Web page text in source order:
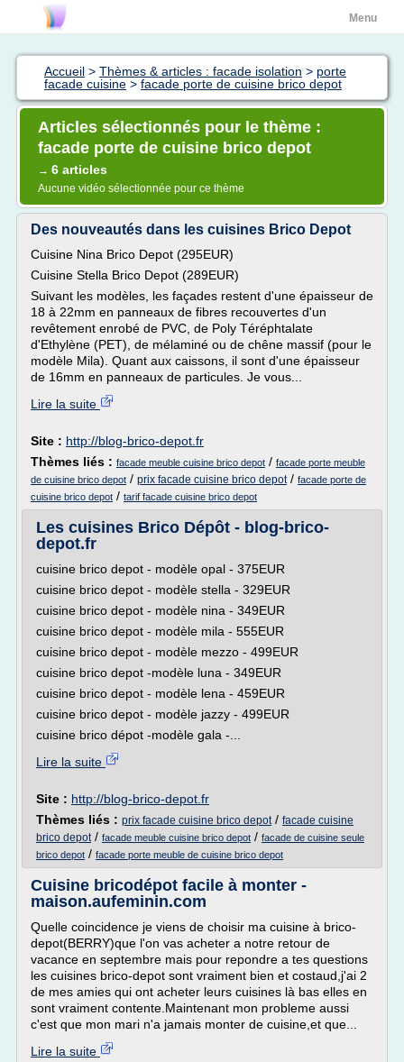
Menu
Accueil > Thèmes & articles : facade isolation > porte
facade cuisine > facade porte de cuisine brico depot
Articles sélectionnés pour le thème :
facade porte de cuisine brico depot
→ 6 articles
Aucune vidéo sélectionnée pour ce thème
Des nouveautés dans les cuisines Brico Depot
Cuisine Nina Brico Depot (295EUR)
Cuisine Stella Brico Depot (289EUR)
Suivant les modèles, les façades restent d'une épaisseur de
18 à 22mm en panneaux de fibres recouvertes d'un
revêtement enrobé de PVC, de Poly Téréphtalate
d'Ethylène (PET), de mélaminé ou de chêne massif (pour le
modèle Mila). Quant aux caissons, il sont d'une épaisseur
de 16mm en panneaux de particules. Je vous...
Lire la suite
Site : http://blog-brico-depot.fr
Thèmes liés : facade meuble cuisine brico depot / facade porte meuble
de cuisine brico depot / prix facade cuisine brico depot/ facade porte de
cuisine brico depot / tarif facade cuisine brico depot
Les cuisines Brico Dépôt - blog-brico-
depot.fr
cuisine brico depot - modèle opal - 375EUR
cuisine brico depot - modèle stella - 329EUR
cuisine brico depot - modèle nina - 349EUR
cuisine brico depot - modèle mila - 555EUR
cuisine brico depot - modèle mezzo - 499EUR
cuisine brico depot -modèle luna - 349EUR
cuisine brico depot - modèle lena - 459EUR
cuisine brico depot - modèle jazzy - 499EUR
cuisine brico dépot -modèle gala -...
Lire la suite
Site : http://blog-brico-depot.fr
Thèmes liés : prix facade cuisine brico depot/ facade cuisine
brico depot/ facade meuble cuisine brico depot / facade de cuisine seule
brico depot / facade porte meuble de cuisine brico depot
Cuisine bricodépot facile à monter -
maison.aufeminin.com
Quelle coincidence je viens de choisir ma cuisine à brico-
depot(BERRY)que l'on vas acheter a notre retour de
vacance en septembre mais pour repondre a tes questions
les cuisines brico-depot sont vraiment bien et costaud,j'ai 2
de mes amies qui ont acheter leurs cuisines là bas elles en
sont vraiment contente.Maintenant mon probleme aussi
c'est que mon mari n'a jamais monter de cuisine,et que...
Lire la suite